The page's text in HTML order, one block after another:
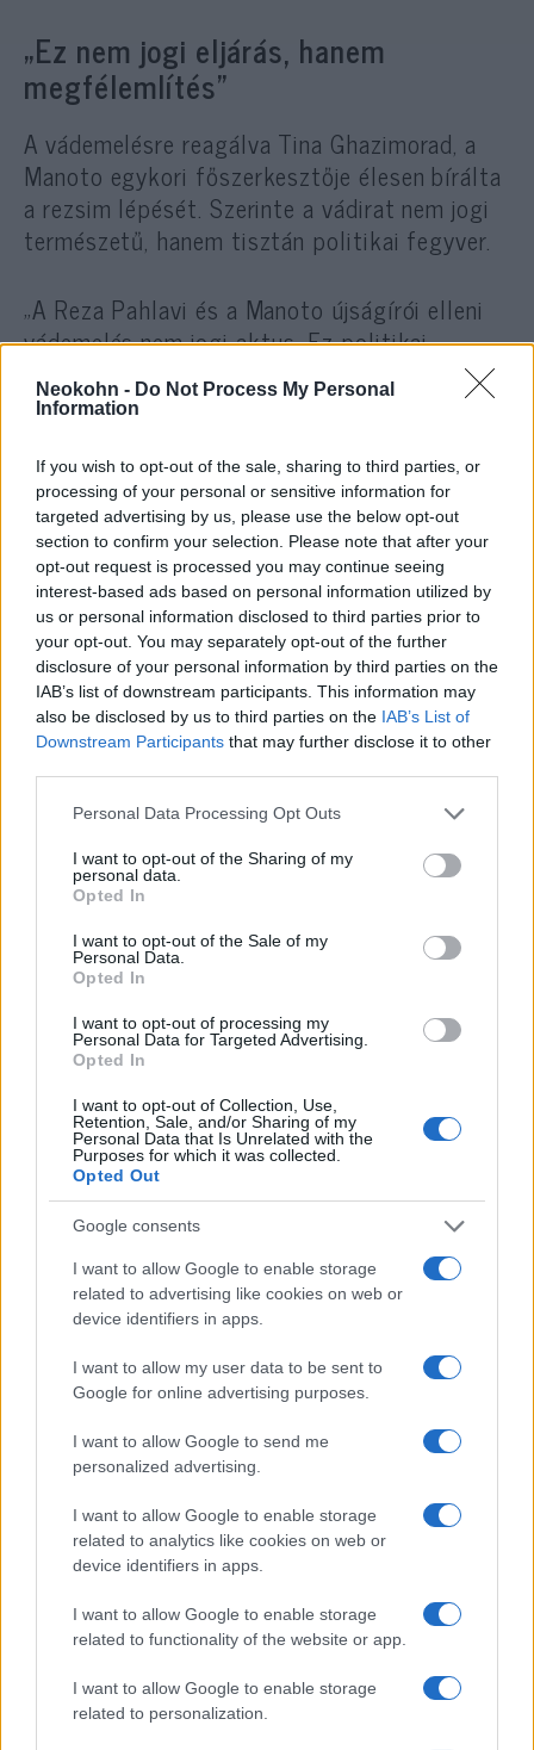
Neokohn - Do Not Process My Personal
Information
If you wish to opt-out of the sale, sharing to third parties, or
processing of your personal or sensitive information for
targeted advertising by us, please use the below opt-out
section to confirm your selection. Please note that after your
opt-out request is processed you may continue seeing
interest-based ads based on personal information utilized by
us or personal information disclosed to third parties prior to
your opt-out. You may separately opt-out of the further
disclosure of your personal information by third parties on the
IAB’s list of downstream participants. This information may
also be disclosed by us to third parties on the IAB’s List of
Downstream Participants that may further disclose it to other
Please note that this website/app uses one or more Google
not limited to your visit or usage behaviour. You may click to
grant or deny consent to Google and its third-party tags to
use your data for below specified purposes in below Google
consent section.
Personal Data Processing Opt Outs
I want to opt-out of the Sharing of my
personal data.
Opted In
I want to opt-out of the Sale of my
Personal Data.
Opted In
I want to opt-out of processing my
Personal Data for Targeted Advertising.
Opted In
I want to opt-out of Collection, Use,
Retention, Sale, and/or Sharing of my
Personal Data that Is Unrelated with the
Purposes for which it was collected.
Opted Out
Google consents
I want to allow Google to enable storage
related to advertising like cookies on web or
device identifiers in apps.
I want to allow my user data to be sent to
Google for online advertising purposes.
I want to allow Google to send me
personalized advertising.
I want to allow Google to enable storage
related to analytics like cookies on web or
device identifiers in apps.
I want to allow Google to enable storage
related to functionality of the website or app.
I want to allow Google to enable storage
related to personalization.
„Ez nem jogi eljárás, hanem
megfélemlítés”
A vádemelésre reagálva Tina Ghazimorad, a
Manoto egykori főszerkesztője élesen bírálta
a rezsim lépését. Szerinte a vádirat nem jogi
természetű, hanem tisztán politikai fegyver.
„A Reza Pahlavi és a Manoto újságírói elleni
vádemelés nem jogi aktus. Ez politikai
megfélemlítés” – nyilatkozta. Ghazimorad
elárulta, hogy az iráni hatóságok az ő nevét
Bár személyesen nincs Iránban lefoglalható
vagyona, szerinte ez semmit nem változtat az
ügy lényegén. Úgy fogalmazott: még ha lenne
is, büszkén viselné ennek következményeit.
„Nem Irán ellensége vagyok. Az
iráni nép ellenségének, az Iszlám
Köztársaságnak vagyok az
ellensége.”
Szerinte a rezsim most már nemcsak az
országon belül, hanem külföldön is
megpróbálja elnémítani a kritikus hangokat.
Az újságíró szerint Teherán kriminalizálni
akarja az újságírást, az aktivizmust és minden
olyan tevékenységet, amely az iráni népet
támogatja. Felhívta a figyelmet arra is, hogy
a rezsim rendszeresen lekapcsolja az
internetet válsághelyzetekben, nem engedi
működni a szabad sajtót, és szigorúan
korlátozza a nemzetközi média hozzáférését.
Most pedig – állítása szerint – ugyanezt az
ellenőrzést próbálja kiterjeszteni a
diaszpórára is.
„A rezsim elkobozhat vagyont, de
meggyőződést nem.”
Ghazimorad szerint a vádemelés valójában az
iráni vezetés félelmét tükrözi.
Hatpontos haditervet hirdetett az
iráni trónörökös: így bukhat meg az
iszlám rezsim